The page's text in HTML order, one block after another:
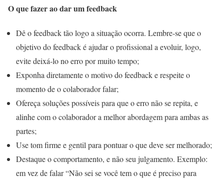
O que fazer ao dar um feedback
Dê o feedback tão logo a situação ocorra. Lembre-se que o
objetivo do feedback é ajudar o profissional a evoluir, logo,
evite deixá-lo no erro por muito tempo;
Exponha diretamente o motivo do feedback e respeite o
momento de o colaborador falar;
Ofereça soluções possíveis para que o erro não se repita, e
alinhe com o colaborador a melhor abordagem para ambas as
partes;
Use tom firme e gentil para pontuar o que deve ser melhorado;
Destaque o comportamento, e não seu julgamento. Exemplo:
em vez de falar “Não sei se você tem o que é preciso para